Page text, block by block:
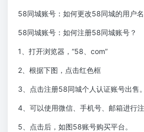
58同城账号：如何更改58同城的用户名
58同城账号：如何注册58同城账号？
1、打开浏览器，“58、com”
2、根据下图，点击红色框
3、点击注册58同城个人认证账号出售。
4、可以使用微信、手机号、邮箱进行
5、点击后，如图58账号购买平台。